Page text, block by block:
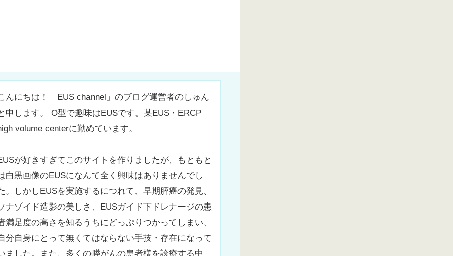
んにちは！「EUS channel」のブログ運営者のしゅん
申します。 O型で趣味はEUSです。某EUS・ERCP
volume centerに勤めています。
が好きすぎてこのサイトを作りましたが、もともと
白黒画像のEUSになんて全く興味はありませんでし
。しかしEUSを実施するにつれて、早期膵癌の発見、
ナゾイド造影の美しさ、EUSガイド下ドレナージの患
満足度の高さを知るうちにどっぷりつかってしまい、
分自身にとって無くてはならない手技・存在になって
ました。また、多くの膵がんの患者様を診療する中